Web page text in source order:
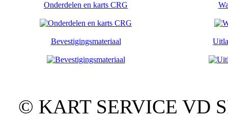
Onderdelen en karts CRG
Bevestigingsmateriaal
© KART SERVICE VD